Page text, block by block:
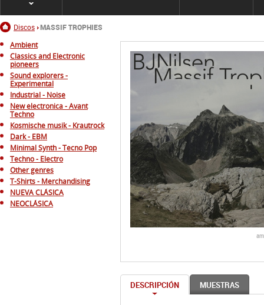
Inicio
Discos MASSIF TROPHIES
Ambient
Classics and Electronic
pioneers
Sound explorers -
Experimental
Industrial - Noise
New electronica - Avant
Techno
Kosmische musik - Krautrock
Dark - EBM
Minimal Synth - Tecno Pop
Techno - Electro
Other genres
T-Shirts - Merchandising
NUEVA CLÁSICA
NEOCLÁSICA
DESCRIPCIÓN MUESTRAS